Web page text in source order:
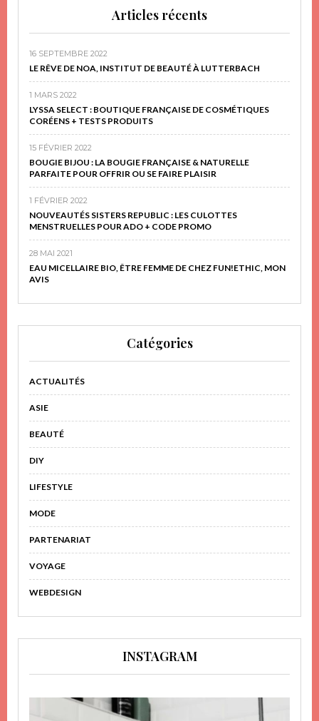
Articles récents
16 SEPTEMBRE 2022
LE RÊVE DE NOA, INSTITUT DE BEAUTÉ À LUTTERBACH
1 MARS 2022
LYSSA SELECT : BOUTIQUE FRANÇAISE DE COSMÉTIQUES
CORÉENS + TESTS PRODUITS
15 FÉVRIER 2022
BOUGIE BIJOU : LA BOUGIE FRANÇAISE & NATURELLE
PARFAITE POUR OFFRIR OU SE FAIRE PLAISIR
1 FÉVRIER 2022
NOUVEAUTÉS SISTERS REPUBLIC : LES CULOTTES
MENSTRUELLES POUR ADO + CODE PROMO
28 MAI 2021
EAU MICELLAIRE BIO, ÊTRE FEMME DE CHEZ FUN!ETHIC, MON
AVIS
Catégories
ACTUALITÉS
ASIE
BEAUTÉ
DIY
LIFESTYLE
MODE
PARTENARIAT
VOYAGE
WEBDESIGN
INSTAGRAM